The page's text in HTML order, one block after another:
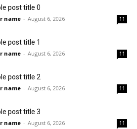
post title 0
name - August 6, 2026 11
post title 1
name - August 6, 2026 11
post title 2
name - August 6, 2026 11
post title 3
name - August 6, 2026 11